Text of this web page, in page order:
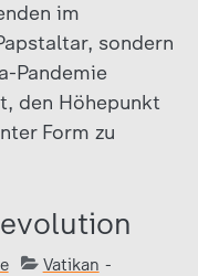
im
sondern
Pandemie
den Höhepunkt
Form zu
Vatikan -